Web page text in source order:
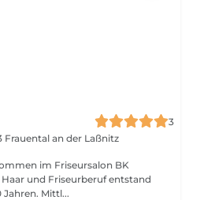
3
Frauental an der Laßnitz
im Friseursalon BK
Jahren. Mittl...